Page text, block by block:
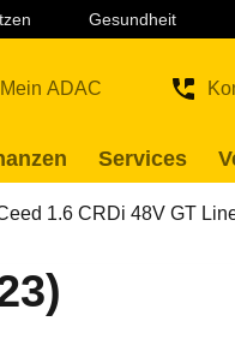
Gesundheit
Mein ADAC
Services
1.6 CRDi 48V GT